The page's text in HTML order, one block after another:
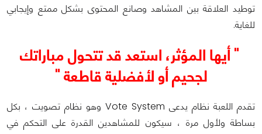
توطيد العلاقة بين المشاهد وصانع المحتوى بشكل ممتع وإيجابي
للغاية.
" أيها المؤثر، استعد قد تتحول مباراتك
لجحيم أو لأفضلية قاطعة "
تقدم اللعبة نظام يدعى Vote System وهو نظام تصويت ، بكل
بساطة ولأول مرة ، سيكون للمشاهدين القدرة على التحكم في